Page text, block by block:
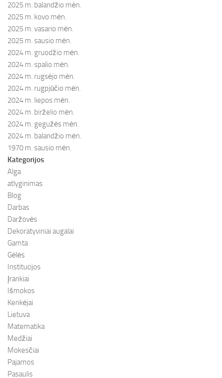
2025 m. balandžio mėn.
2025 m. kovo mėn.
2025 m. vasario mėn.
2025 m. sausio mėn.
2024 m. gruodžio mėn.
2024 m. spalio mėn.
2024 m. rugsėjo mėn.
2024 m. rugpjūčio mėn.
2024 m. liepos mėn.
2024 m. birželio mėn.
2024 m. gegužės mėn.
2024 m. balandžio mėn.
1970 m. sausio mėn.
Kategorijos
Alga
atlyginimas
Blog
Darbas
Daržovės
Dekoratyviniai augalai
Gamta
Gėlės
Institucijos
Įrankiai
Išmokos
Kenkėjai
Lietuva
Matematika
Medžiai
Mokesčiai
Pajamos
Pasaulis